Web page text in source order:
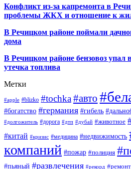
Конфликт из-за капремонта в
проблемы ЖКХ и отношение к
В Речицком районе поймали
дома
В Речицком районе бензовоз упал
утечка топлива
Метки
#apple #blizko #tochka#авто
#богатство #германия #гибель
#долгожитель #дорога #дтп #дубай #животное
#китай #кризис #медицина #недвижимость
компаний #пожар #полиция
#пьяный #развлечения #рекорд #ремонт